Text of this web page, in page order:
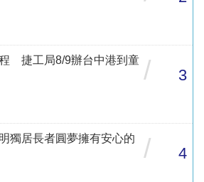
捷工局8/9辦台中港到童 / 3
獨居長者圓夢擁有安心的
/ 4